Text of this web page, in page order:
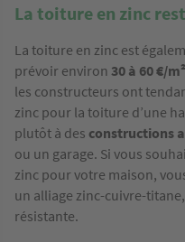
La toiture en zinc
La toiture en zinc est
prévoir environ 30 à 60 €/m²
les constructeurs ont
zinc pour la toiture d’une
plutôt à des constructions
ou un garage. Si vous
zinc pour votre maison,
un alliage zinc-cuivre-
résistante.